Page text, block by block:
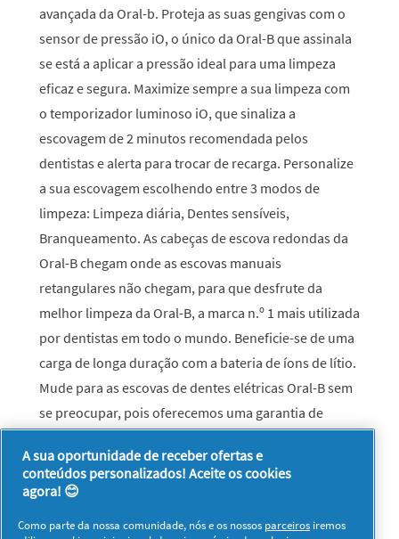
avançada da Oral-b. Proteja as suas gengivas com o
sensor de pressão iO, o único da Oral-B que assinala
se está a aplicar a pressão ideal para uma limpeza
eficaz e segura. Maximize sempre a sua limpeza com
o temporizador luminoso iO, que sinaliza a
escovagem de 2 minutos recomendada pelos
dentistas e alerta para trocar de recarga. Personalize
a sua escovagem escolhendo entre 3 modos de
limpeza: Limpeza diária, Dentes sensíveis,
Branqueamento. As cabeças de escova redondas da
Oral-B chegam onde as escovas manuais
retangulares não chegam, para que desfrute da
melhor limpeza da Oral-B, a marca n.º 1 mais utilizada
por dentistas em todo o mundo. Beneficie-se de uma
carga de longa duração com a bateria de íons de lítio.
Mude para as escovas de dentes elétricas Oral-B sem
se preocupar, pois oferecemos uma garantia de
no website da Oral-B.
A sua oportunidade de receber ofertas e
conteúdos personalizados! Aceite os cookies
agora! 😊
Como parte da nossa comunidade, nós e os nossos parceiros iremos